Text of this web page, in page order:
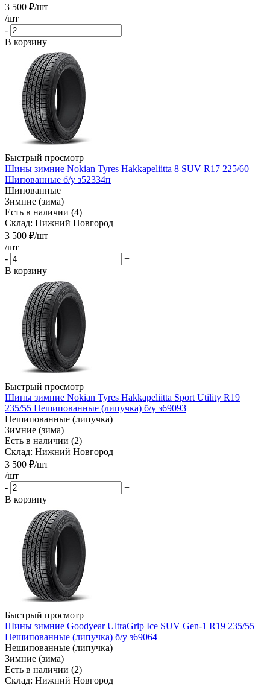
3 500 ₽/шт
/шт
-
+
В корзину
Быстрый просмотр
Шины зимние Nokian Tyres Hakkapeliitta 8 SUV R17 225/60
Шипованные б/у з52334п
Шипованные
Зимние (зима)
Есть в наличии (4)
Склад: Нижний Новгород
3 500 ₽/шт
/шт
-
+
В корзину
Быстрый просмотр
Шины зимние Nokian Tyres Hakkapeliitta Sport Utility R19
235/55 Нешипованные (липучка) б/у з69093
Нешипованные (липучка)
Зимние (зима)
Есть в наличии (2)
Склад: Нижний Новгород
3 500 ₽/шт
/шт
-
+
В корзину
Быстрый просмотр
Шины зимние Goodyear UltraGrip Ice SUV Gen-1 R19 235/55
Нешипованные (липучка) б/у з69064
Нешипованные (липучка)
Зимние (зима)
Есть в наличии (2)
Склад: Нижний Новгород